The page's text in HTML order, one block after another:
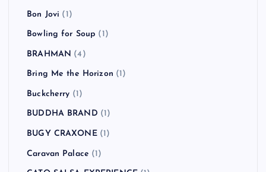
Bon Jovi (1)
Bowling for Soup (1)
BRAHMAN (4)
Bring Me the Horizon (1)
Buckcherry (1)
BUDDHA BRAND (1)
BUGY CRAXONE(1)
Caravan Palace (1)